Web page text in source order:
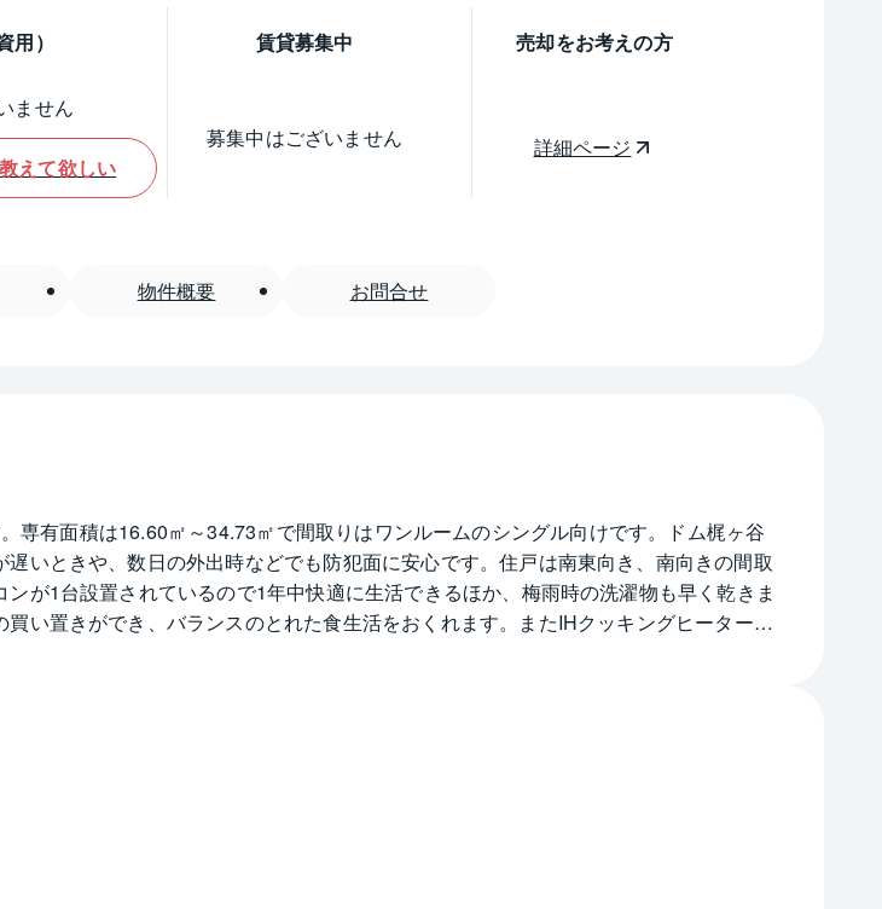
用）
ません
えて欲しい
賃貸募集中
募集中はございません
売却をお考えの方
詳細ページ
物件概要 お問合せ
専有面積は16.60㎡～34.73㎡で間取りはワンルームのシングル向けです。ドム梶ヶ谷
いときや、数日の外出時などでも防犯面に安心です。住戸は南東向き、南向きの間取
が1台設置されているので1年中快適に生活できるほか、梅雨時の洗濯物も早く乾きま
い置きができ、バランスのとれた食生活をおくれます。またIHクッキングヒーターを